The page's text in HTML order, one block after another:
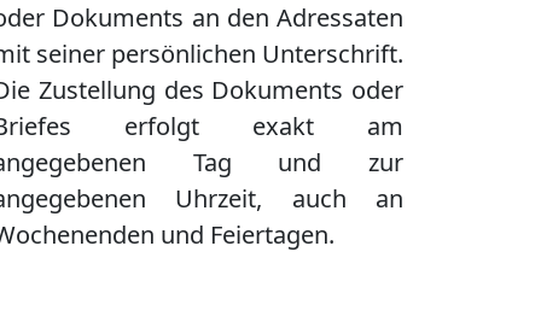
Dokuments an den Adressaten
seiner persönlichen Unterschrift.
Zustellung des Dokuments oder
erfolgt exakt am
Tag und zur
Uhrzeit, auch an
und Feiertagen.